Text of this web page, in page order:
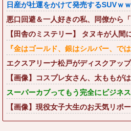
日産が社運をかけて発売するSUVｗ
悪口回避＆一人好きの私、同僚から
【田舎のミステリー】 タヌキが人間
『金はゴールド、銀はシルバー、で
エクスアリーナ松戸がディスクアッ
【画像】コスプレ女さん、太ももが
スーパーカブってもう完全にビジネ
【画像】現役女子大生のお天気リポ